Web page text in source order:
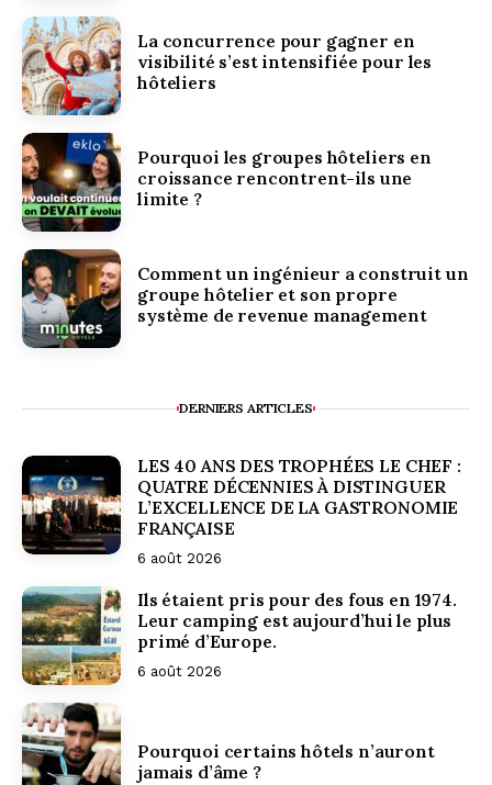
La concurrence pour gagner en
visibilité s’est intensifiée pour les
hôteliers
Pourquoi les groupes hôteliers en
croissance rencontrent-ils une
limite ?
Comment un ingénieur a construit un
groupe hôtelier et son propre
système de revenue management
DERNIERS ARTICLES
LES 40 ANS DES TROPHÉES LE CHEF :
QUATRE DÉCENNIES À DISTINGUER
L’EXCELLENCE DE LA GASTRONOMIE
FRANÇAISE
6 août 2026
Ils étaient pris pour des fous en 1974.
Leur camping est aujourd’hui le plus
primé d’Europe.
6 août 2026
Pourquoi certains hôtels n’auront
jamais d’âme ?